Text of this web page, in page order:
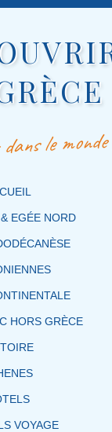
dans le
PRINCIPALE
SECONDAIRE
EGÉE NORD
HORS GRÈCE
VOYAGE